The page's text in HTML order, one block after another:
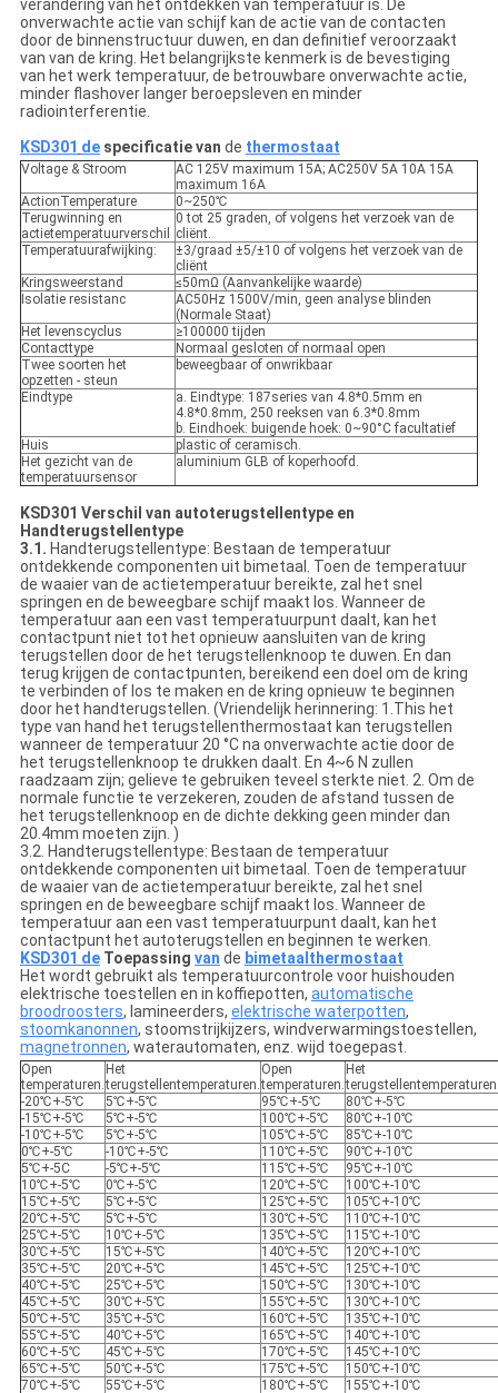
verandering van het ontdekken van temperatuur is. De
onverwachte actie van schijf kan de actie van de contacten
door de binnenstructuur duwen, en dan definitief veroorzaakt
van van de kring. Het belangrijkste kenmerk is de bevestiging
van het werk temperatuur, de betrouwbare onverwachte actie,
minder flashover langer beroepsleven en minder
radiointerferentie.
KSD301 despecificatie van de thermostaat
Voltage & Stroom
AC 125V maximum 15A; AC250V 5A 10A 15A
maximum 16A
ActionTemperature
0~250℃
Terugwinning en
actietemperatuurverschil
0 tot 25 graden, of volgens het verzoek van de
cliënt.
Temperatuurafwijking:
±3/graad ±5/±10 of volgens het verzoek van de
cliënt
Kringsweerstand
≤50mΩ (Aanvankelijke waarde)
Isolatie resistanc
AC50Hz 1500V/min, geen analyse blinden
(Normale Staat)
Het levenscyclus
≥100000 tijden
Contacttype
Normaal gesloten of normaal open
Twee soorten het
opzetten - steun
beweegbaar of onwrikbaar
Eindtype
a. Eindtype: 187series van 4.8*0.5mm en
4.8*0.8mm, 250 reeksen van 6.3*0.8mm
b. Eindhoek: buigende hoek: 0~90°C facultatief
Huis
plastic of ceramisch.
Het gezicht van de
temperatuursensor
aluminium GLB of koperhoofd.
KSD301 Verschil van autoterugstellentype en
Handterugstellentype
3.1. Handterugstellentype: Bestaan de temperatuur
ontdekkende componenten uit bimetaal. Toen de temperatuur
de waaier van de actietemperatuur bereikte, zal het snel
springen en de beweegbare schijf maakt los. Wanneer de
temperatuur aan een vast temperatuurpunt daalt, kan het
contactpunt niet tot het opnieuw aansluiten van de kring
terugstellen door de het terugstellenknoop te duwen. En dan
terug krijgen de contactpunten, bereikend een doel om de kring
te verbinden of los te maken en de kring opnieuw te beginnen
door het handterugstellen. (Vriendelijk herinnering: 1.This het
type van hand het terugstellenthermostaat kan terugstellen
wanneer de temperatuur 20 °C na onverwachte actie door de
het terugstellenknoop te drukken daalt. En 4~6 N zullen
raadzaam zijn; gelieve te gebruiken teveel sterkte niet. 2. Om de
normale functie te verzekeren, zouden de afstand tussen de
het terugstellenknoop en de dichte dekking geen minder dan
20.4mm moeten zijn. )
3.2. Handterugstellentype: Bestaan de temperatuur
ontdekkende componenten uit bimetaal. Toen de temperatuur
de waaier van de actietemperatuur bereikte, zal het snel
springen en de beweegbare schijf maakt los. Wanneer de
temperatuur aan een vast temperatuurpunt daalt, kan het
contactpunt het autoterugstellen en beginnen te werken.
KSD301 deToepassing van de bimetaalthermostaat
Het wordt gebruikt als temperatuurcontrole voor huishouden
elektrische toestellen en in koffiepotten, automatische
broodroosters, lamineerders, elektrische waterpotten,
stoomkanonnen, stoomstrijkijzers, windverwarmingstoestellen,
magnetronnen, waterautomaten, enz. wijd toegepast.
Open
temperaturen.
Het
terugstellentemperaturen.
Open
temperaturen.
Het
-20℃+-5℃
5℃+-5℃ 95℃+-5℃
80℃+-5℃
-15℃+-5℃
5℃+-5℃ 100℃+-5℃
80℃+-10℃
-10℃+-5℃
5℃+-5℃ 105℃+-5℃
85℃+-10℃
0℃+-5℃
-10℃+-5℃ 110℃+-5℃
90℃+-10℃
5℃+-5C
-5℃+-5℃ 115℃+-5℃
95℃+-10℃
10℃+-5℃
0℃+-5℃ 120℃+-5℃
100℃+-10℃
15℃+-5℃
5℃+-5℃ 125℃+-5℃
105℃+-10℃
20℃+-5℃
5℃+-5℃ 130℃+-5℃
110℃+-10℃
25℃+-5℃
10℃+-5℃ 135℃+-5℃
115℃+-10℃
30℃+-5℃
15℃+-5℃ 140℃+-5℃
120℃+-10℃
35℃+-5℃
20℃+-5℃ 145℃+-5℃
125℃+-10℃
40℃+-5℃
25℃+-5℃ 150℃+-5℃
130℃+-10℃
45℃+-5℃
30℃+-5℃ 155℃+-5℃
130℃+-10℃
50℃+-5℃
35℃+-5℃ 160℃+-5℃
135℃+-10℃
55℃+-5℃
40℃+-5℃ 165℃+-5℃
140℃+-10℃
60℃+-5℃
45℃+-5℃ 170℃+-5℃
145℃+-10℃
65℃+-5℃
50℃+-5℃ 175℃+-5℃
150℃+-10℃
70℃+-5℃
55℃+-5℃ 180℃+-5℃ 155℃+-10℃